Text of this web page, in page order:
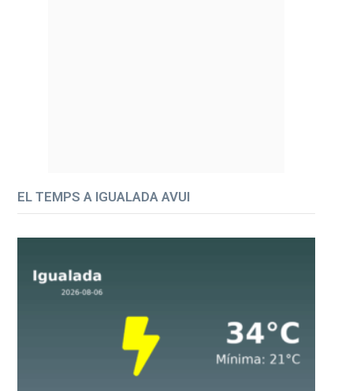
EL TEMPS A IGUALADA AVUI